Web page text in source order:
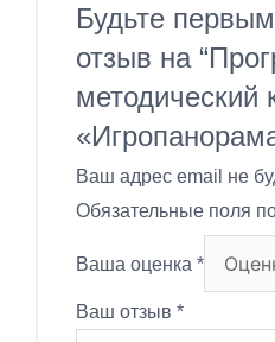
Будьте
отзыв на
методический
Ваш адрес email не
Обязательные поля
Ваша оценка *
Ваш отзыв *